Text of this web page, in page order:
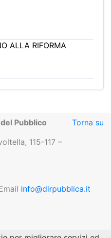
ALLA RIFORMA
Torna su
Pubblico
115-117 –
info@dirpubblica.it